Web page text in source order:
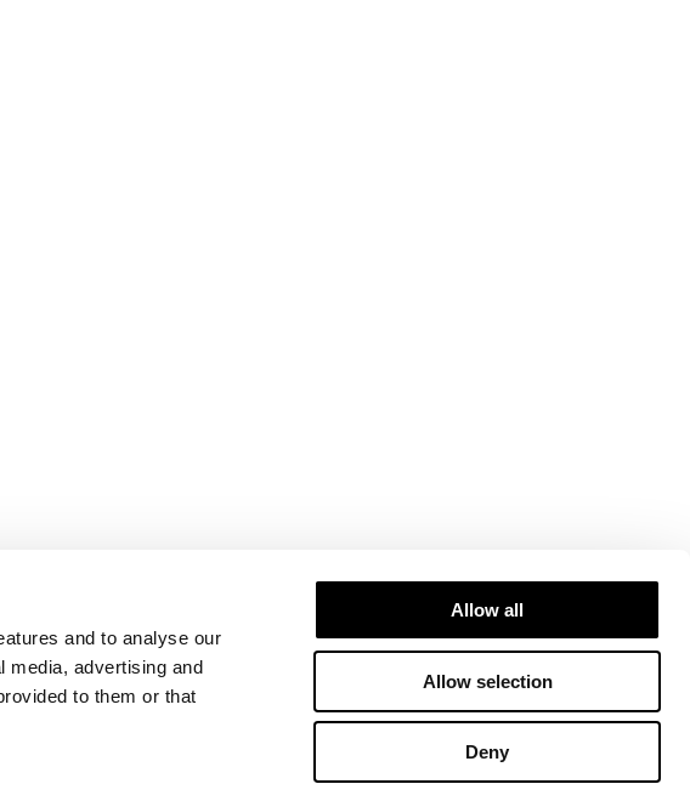
and to analyse our
media, advertising and
to them or that
Allow all
Allow selection
Deny